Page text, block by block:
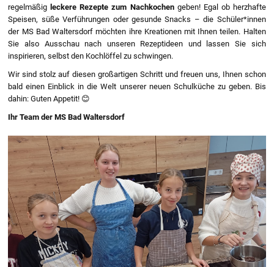
regelmäßig leckere Rezepte zum Nachkochengeben! Egal ob herzhafte
Speisen, süße Verführungen oder gesunde Snacks – die Schüler*innen
der MS Bad Waltersdorf möchten ihre Kreationen mit Ihnen teilen. Halten
Sie also Ausschau nach unseren Rezeptideen und lassen Sie sich
inspirieren, selbst den Kochlöffel zu schwingen.
Wir sind stolz auf diesen großartigen Schritt und freuen uns, Ihnen schon
bald einen Einblick in die Welt unserer neuen Schulküche zu geben. Bis
dahin: Guten Appetit! 😊
Ihr Team der MS Bad Waltersdorf